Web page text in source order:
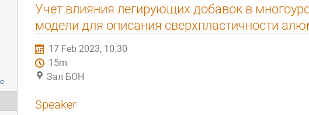
Учет влияния легирующих добавок в
модели для описания сверхпластичности
17 Feb 2023, 10:30
15m
Зал БОН
Speaker